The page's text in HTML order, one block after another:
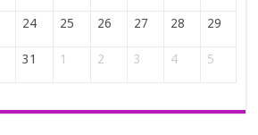
24 25 26 27 28 29
31 1 2 3 4 5